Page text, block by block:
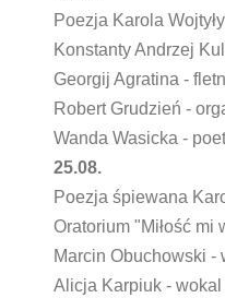
Poezja Karola Wojtyły
Konstanty Andrzej
Georgij Agratina -
Robert Grudzień -
Wanda Wasicka -
25.08.
Poezja śpiewana
Oratorium "Miłość mi
Marcin Obuchowski -
Alicja Karpiuk - wokal